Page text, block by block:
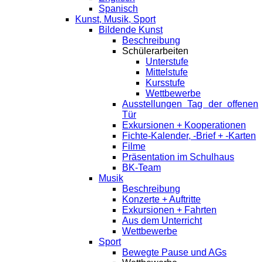
Spanisch
Kunst, Musik, Sport
Bildende Kunst
Beschreibung
Schülerarbeiten
Unterstufe
Mittelstufe
Kursstufe
Wettbewerbe
Ausstellungen Tag der offenen
Tür
Exkursionen + Kooperationen
Fichte-Kalender, -Brief + -Karten
Filme
Präsentation im Schulhaus
BK-Team
Musik
Beschreibung
Konzerte + Auftritte
Exkursionen + Fahrten
Aus dem Unterricht
Wettbewerbe
Sport
Bewegte Pause und AGs